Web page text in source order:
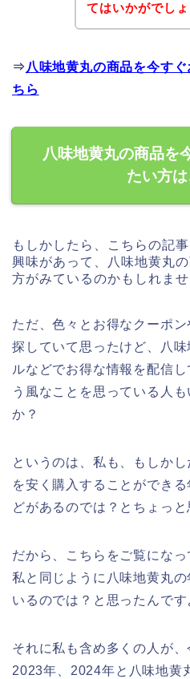
てはいかがでしょ
⇒ 八味地黄丸の商品を今す
ちら
八味地黄丸の商品を
たい方
もしかしたら、こちらの記
興味があって、八味地黄丸
方がみているのかもしれませ
ただ、色々とお得なクーポ
探していて思ったけど、八
ルなどでお得な情報を配信
う風なことを思っている人
か？
というのは、私も、もしか
を安く購入することができ
どがあるのでは？とちょっと
だから、こちらをご覧にな
私と同じように八味地黄丸
いるのでは？と思ったんです
それに私も含め多くの人が
2023年、2024年と八味地黄